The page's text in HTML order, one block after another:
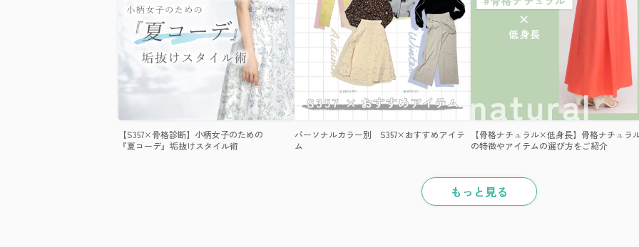
【S357×骨格診断】小柄女子のための
『夏コーデ』垢抜けスタイル術
パーソナルカラー別 S357×おすすめアイテ
ム
【骨格ナチュラル×低身長】骨格ナチュラ
の特徴やアイテムの選び方をご紹介
もっと見る